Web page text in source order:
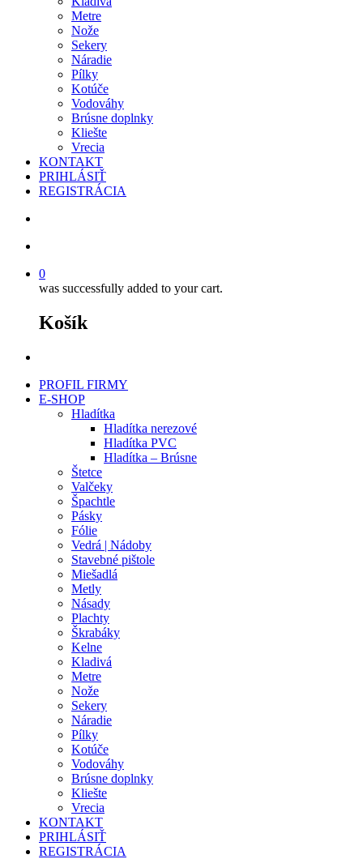
Metre
Nože
Sekery
Náradie
Pílky
Kotúče
Vodováhy
Brúsne doplnky
Kliešte
Vrecia
KONTAKT
PRIHLÁSIŤ
REGISTRÁCIA
0
was successfully added to your cart.
Košík
PROFIL FIRMY
E-SHOP
Hladítka
Hladítka nerezové
Hladítka PVC
Hladítka – Brúsne
Štetce
Valčeky
Špachtle
Pásky
Fólie
Vedrá | Nádoby
Stavebné pištole
Miešadlá
Metly
Násady
Plachty
Škrabáky
Kelne
Kladivá
Metre
Nože
Sekery
Náradie
Pílky
Kotúče
Vodováhy
Brúsne doplnky
Kliešte
Vrecia
KONTAKT
PRIHLÁSIŤ
REGISTRÁCIA